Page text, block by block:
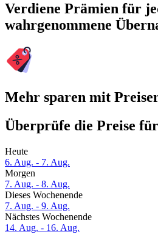
Verdiene Prämien für
wahrgenommene
Mehr sparen mit
Überprüfe die Preise
Heute
6. Aug. - 7. Aug.
Morgen
7. Aug. - 8. Aug.
Dieses Wochenende
7. Aug. - 9. Aug.
Nächstes Wochenende
14. Aug. - 16. Aug.